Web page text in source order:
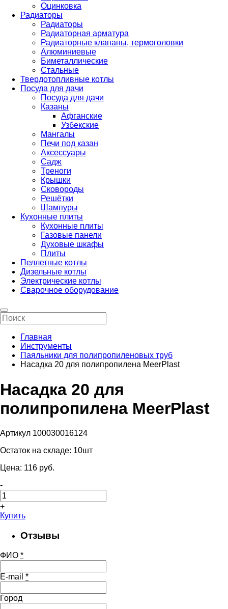
Оцинковка
Радиаторы
Радиаторы
Радиаторная арматура
Радиаторные клапаны, термоголовки
Алюминиевые
Биметаллические
Стальные
Твердотопливные котлы
Посуда для дачи
Посуда для дачи
Казаны
Афганские
Узбекские
Мангалы
Печи под казан
Аксессуары
Садж
Треноги
Крышки
Сковороды
Решётки
Шампуры
Кухонные плиты
Кухонные плиты
Газовые панели
Духовые шкафы
Плиты
Пеллетные котлы
Дизельные котлы
Электрические котлы
Сварочное оборудование
Главная
Инструменты
Паяльники для полипропиленовых труб
Насадка 20 для полипропилена MeerPlast
Насадка 20 для
полипропилена MeerPlast
Артикул 100030016124
Остаток на складе: 10шт
Цена: 116 pуб.
-
+
Купить
Отзывы
ФИО *
E-mail *
Город